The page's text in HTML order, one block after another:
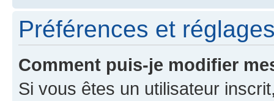
Préférences et
Comment puis-je modifier
Si vous êtes un utilisateur